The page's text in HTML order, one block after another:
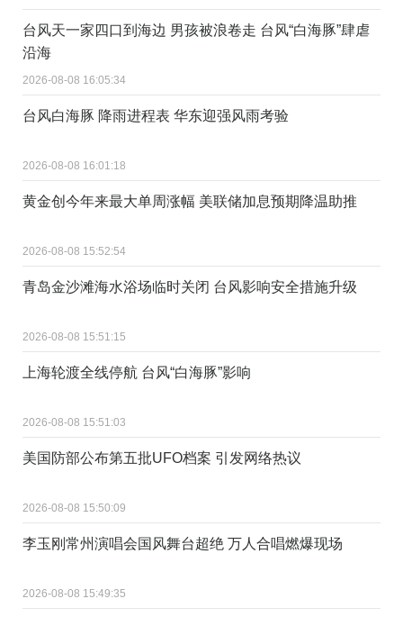
台风天一家四口到海边 男孩被浪卷走 台风“白海豚”肆虐
沿海
2026-08-08 16:05:34
台风白海豚 降雨进程表 华东迎强风雨考验
2026-08-08 16:01:18
黄金创今年来最大单周涨幅 美联储加息预期降温助推
2026-08-08 15:52:54
青岛金沙滩海水浴场临时关闭 台风影响安全措施升级
2026-08-08 15:51:15
上海轮渡全线停航 台风“白海豚”影响
2026-08-08 15:51:03
美国防部公布第五批UFO档案 引发网络热议
2026-08-08 15:50:09
李玉刚常州演唱会国风舞台超绝 万人合唱燃爆现场
2026-08-08 15:49:35